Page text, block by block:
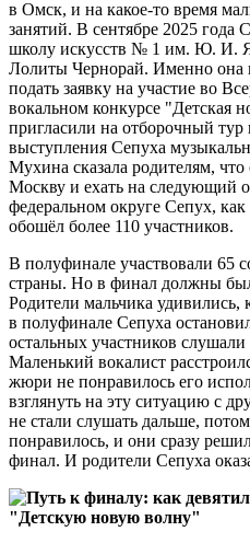
в Омск, и на какое-то время
занятий. В сентябре 2025 года
школу искусств № 1 им. Ю. И.
Лолиты Чернорай. Именно она
подать заявку на участие во
вокальном конкурсе "Детская
пригласили на отборочный
выступления Сепуха
Мухина сказала родителям,
Москву и ехать на следующий
федеральном округе Сепух,
обошёл более 110 участников.
В полуфинале участвовали 65
страны. Но в финал должны
Родители мальчика удивились,
в полуфинале Сепуха
остальных участников слушали
Маленький вокалист
жюри не понравилось его
взглянуть на эту ситуацию с
не стали слушать дальше,
понравилось, и они сразу
финал. И родители Сепуха